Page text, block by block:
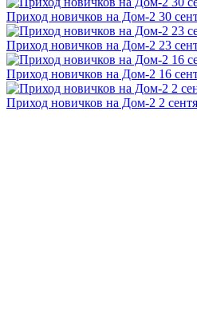
Приход новичков на Дом-2 30
Приход новичков на Дом-2 23
Приход новичков на Дом-2 16
Приход новичков на Дом-2 2